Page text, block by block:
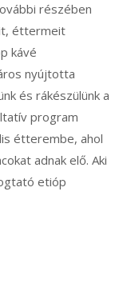
részében
éttermeit
kávé
nyújtotta
és rákészülünk a
program
étterembe, ahol
adnak elő. Aki
etióp